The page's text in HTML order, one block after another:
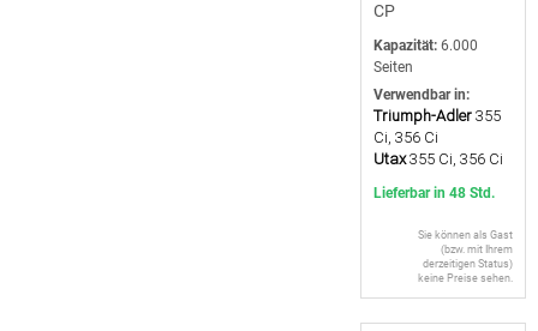
CP
Kapazität: 6.000
Seiten
Verwendbar in:
Triumph-Adler 355
Ci, 356 Ci
Utax355 Ci, 356 Ci
Lieferbar in 48 Std.
Sie können als Gast
(bzw. mit Ihrem
derzeitigen Status)
keine Preise sehen.